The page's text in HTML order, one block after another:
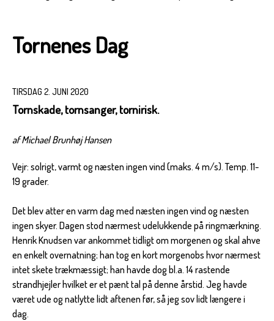
Tornenes Dag
TIRSDAG 2. JUNI 2020
Tornskade, tornsanger, tornirisk.
af Michael Brunhøj Hansen
Vejr: solrigt, varmt og næsten ingen vind (maks. 4 m/s). Temp. 11-
19 grader.
Det blev atter en varm dag med næsten ingen vind og næsten
ingen skyer. Dagen stod nærmest udelukkende på ringmærkning.
Henrik Knudsen var ankommet tidligt om morgenen og skal ahve
en enkelt overnatning; han tog en kort morgenobs hvor nærmest
intet skete trækmæssigt; han havde dog bl.a. 14 rastende
strandhjejler hvilket er et pænt tal på denne årstid. Jeg havde
været ude og natlytte lidt aftenen før, så jeg sov lidt længere i
dag.